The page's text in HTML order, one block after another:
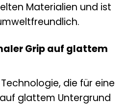
Materialien und ist
Grip auf glattem
die für eine
glattem Untergrund